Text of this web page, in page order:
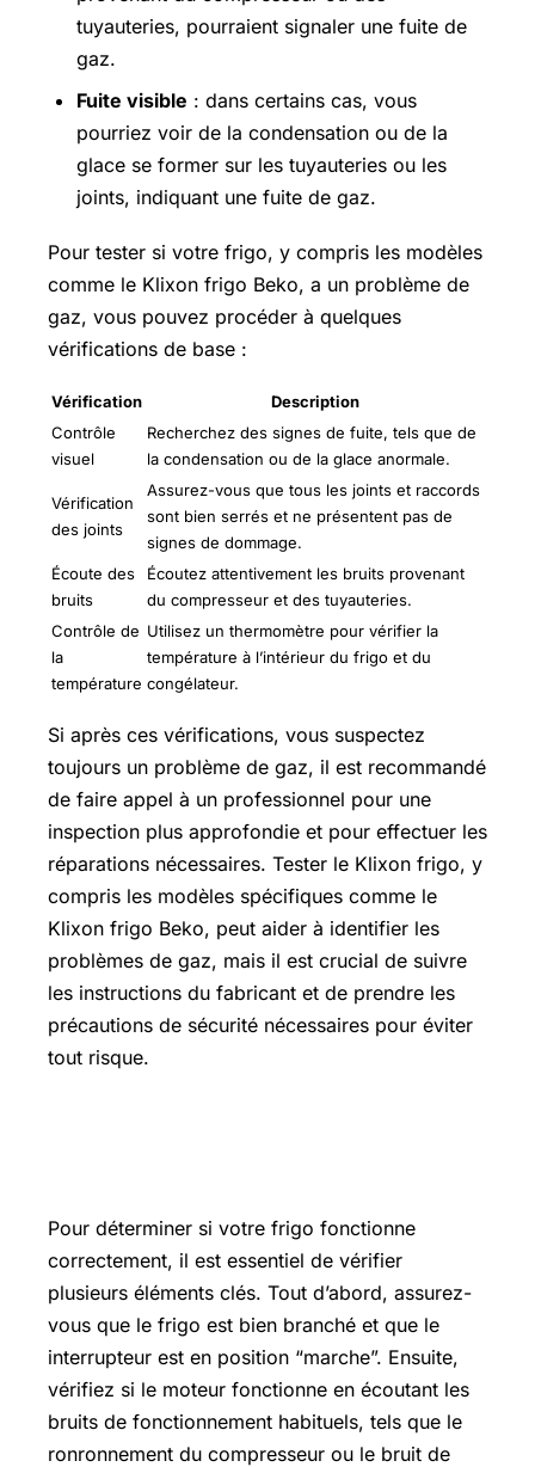
tuyauteries, pourraient signaler une fuite de
gaz.
Fuite visible : dans certains cas, vous
pourriez voir de la condensation ou de la
glace se former sur les tuyauteries ou les
joints, indiquant une fuite de gaz.
Pour tester si votre frigo, y compris les modèles
comme le Klixon frigo Beko, a un problème de
gaz, vous pouvez procéder à quelques
vérifications de base :
Vérification
Description
Contrôle
visuel
Recherchez des signes de fuite, tels que de
la condensation ou de la glace anormale.
Vérification
des joints
Assurez-vous que tous les joints et raccords
sont bien serrés et ne présentent pas de
signes de dommage.
Écoute des
bruits
Écoutez attentivement les bruits provenant
du compresseur et des tuyauteries.
Contrôle de
la
température
Utilisez un thermomètre pour vérifier la
température à l’intérieur du frigo et du
congélateur.
Si après ces vérifications, vous suspectez
toujours un problème de gaz, il est recommandé
de faire appel à un professionnel pour une
inspection plus approfondie et pour effectuer les
réparations nécessaires. Tester le Klixon frigo, y
compris les modèles spécifiques comme le
Klixon frigo Beko, peut aider à identifier les
problèmes de gaz, mais il est crucial de suivre
les instructions du fabricant et de prendre les
précautions de sécurité nécessaires pour éviter
tout risque.
Pour déterminer si votre frigo fonctionne
correctement, il est essentiel de vérifier
plusieurs éléments clés. Tout d’abord, assurez-
vous que le frigo est bien branché et que le
interrupteur est en position “marche”. Ensuite,
vérifiez si le moteur fonctionne en écoutant les
bruits de fonctionnement habituels, tels que le
ronronnement du compresseur ou le bruit de